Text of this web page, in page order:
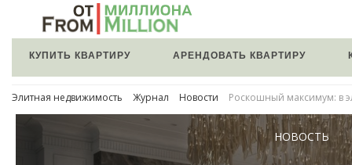
КУПИТЬ КВАРТИРУ АРЕНДОВАТЬ КВАРТИРУ
Элитная недвижимость Журнал Новости Роскошный максимум: в
НОВОСТЬ